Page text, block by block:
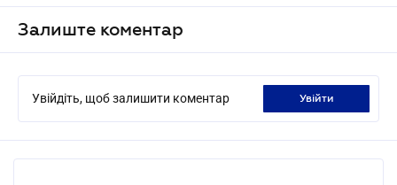
Залиште коментар
Увійдіть, щоб залишити коментар увійти